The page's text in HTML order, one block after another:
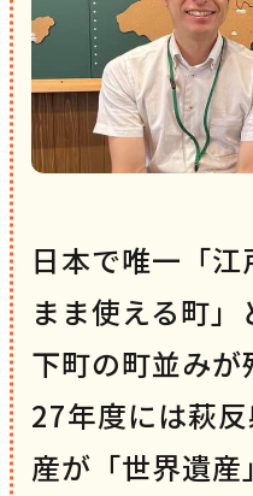
日本で唯一「
まま使える町
下町の町並みが
27年度には萩
産が「世界遺